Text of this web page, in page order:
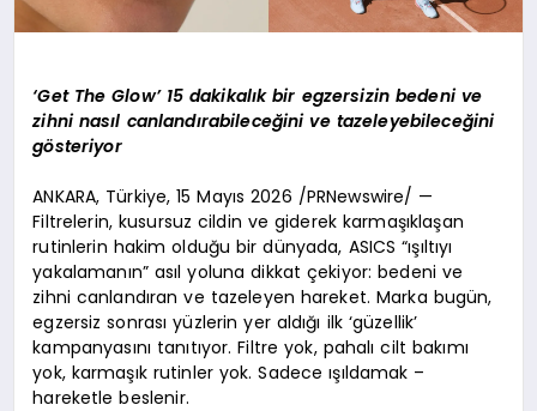
‘Get The Glow’ 15 dakikalık bir egzersizin bedeni ve
zihni nasıl canlandırabileceğini ve tazeleyebileceğini
gösteriyor
ANKARA, Türkiye, 15 Mayıs 2026 /PRNewswire/ —
Filtrelerin, kusursuz cildin ve giderek karmaşıklaşan
rutinlerin hakim olduğu bir dünyada, ASICS “ışıltıyı
yakalamanın” asıl yoluna dikkat çekiyor: bedeni ve
zihni canlandıran ve tazeleyen hareket. Marka bugün,
egzersiz sonrası yüzlerin yer aldığı ilk ‘güzellik’
kampanyasını tanıtıyor. Filtre yok, pahalı cilt bakımı
yok, karmaşık rutinler yok. Sadece ışıldamak –
hareketle beslenir.